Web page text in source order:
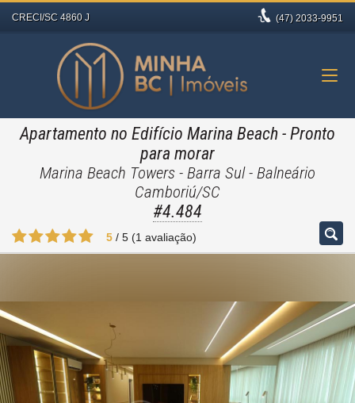
CRECI/SC 4860 J (47) 2033-9951
Apartamento no Edifício Marina Beach - Pronto
para morar
Marina Beach Towers - Barra Sul - Balneário
Camboriú/SC
#4.484
5 / 5 (1 avaliação)